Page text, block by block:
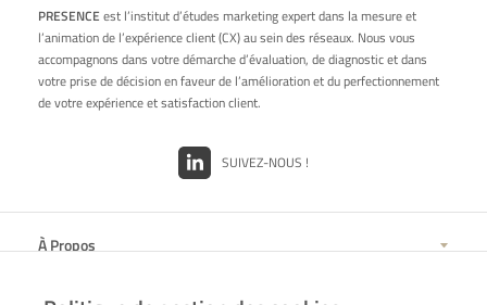
PRESENCE est l’institut d’études marketing expert dans la mesure et
l’animation de l’expérience client (CX) au sein des réseaux. Nous vous
accompagnons dans votre démarche d’évaluation, de diagnostic et dans
votre prise de décision en faveur de l’amélioration et du perfectionnement
de votre expérience et satisfaction client.
SUIVEZ-NOUS !
À Propos